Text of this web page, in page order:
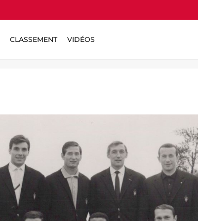
CLASSEMENT VIDÉOS